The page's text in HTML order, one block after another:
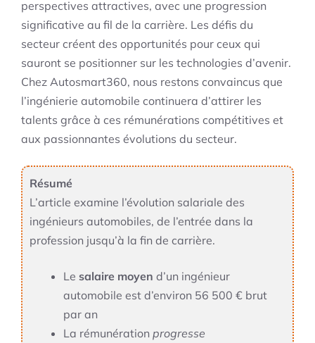
perspectives attractives, avec une progression
significative au fil de la carrière. Les défis du
secteur créent des opportunités pour ceux qui
sauront se positionner sur les technologies d’avenir.
Chez Autosmart360, nous restons convaincus que
l’ingénierie automobile continuera d’attirer les
talents grâce à ces rémunérations compétitives et
aux passionnantes évolutions du secteur.
Résumé
L’article examine l’évolution salariale des
ingénieurs automobiles, de l’entrée dans la
profession jusqu’à la fin de carrière.
Le salaire moyen d’un ingénieur
automobile est d’environ 56 500 € brut
par an
La rémunération progresse